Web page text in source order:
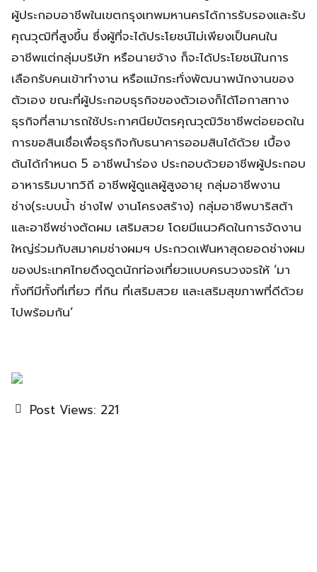
ผู้ประกอบอาชีพในเขตกรุงเทพมหานครได้การรับรองและรับ
คุณวุฒิที่สูงขึ้น ซึ่งผู้ที่จะได้ประโยชน์ไม่เพียงเป็นคนใน
อาชีพแต่กลุ่มบริษัท หรือนายจ้าง ก็จะได้ประโยชน์ในการ
เลือกรับคนเข้าทำงาน หรือแม้กระทั่งพัฒนาพนักงานของ
ตัวเอง ขณะที่ผู้ประกอบธุรกิจของตัวเองก็ได้โอกาสทาง
ธุรกิจที่สามารถใช้ประกาศนียบัตรคุณวุฒิวิชาชีพต่อยอดใน
การขอสินเชื่อเพื่อธุรกิจกับธนาคารออมสินได้ด้วย เบื้อง
ต้นได้กำหนด 5 อาชีพนำร่อง ประกอบด้วยอาชีพผู้ประกอบ
อาหารริมบาทวิถี อาชีพผู้ดูแลผู้สูงอายุ กลุ่มอาชีพงาน
ช่าง(ระบบน้ำ ช่างไฟ งานโครงสร้าง) กลุ่มอาชีพบาริสต้า
และอาชีพช่างตัดผม เสริมสวย โดยมีแนวคิดในการจัดงาน
ใหญ่ร่วมกับสมาคมช่างผมฯ ประกวดเฟ้นหาสุดยอดช่างผม
ของประเทศไทยดึงดูดนักท่องเที่ยวแบบครบวงจรให้ ‘มา
ทั้งทีมีทั้งที่เที่ยว ที่กิน ที่เสริมสวย และเสริมสุขภาพที่ดีด้วย
ไปพร้อมกัน’
Post Views: 221